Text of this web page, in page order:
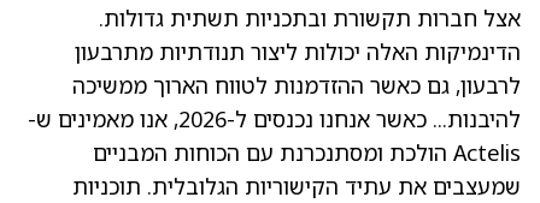
אצל חברות תקשורת ובתכניות תשתית גדולות.
הדינמיקות האלה יכולות ליצור תנודתיות מתרבעון
לרבעון, גם כאשר ההזדמנות לטווח הארוך ממשיכה
להיבנות... כאשר אנחנו נכנסים ל-2026, אנו מאמינים ש-
Actelis הולכת ומסתנכרנת עם הכוחות המבניים
שמעצבים את עתיד הקישוריות הגלובלית. תוכניות